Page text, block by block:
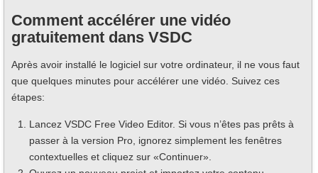
Comment accélérer une vidéo
gratuitement dans VSDC
Après avoir installé le logiciel sur votre ordinateur, il ne vous faut
que quelques minutes pour accélérer une vidéo. Suivez ces
étapes:
Lancez VSDC Free Video Editor. Si vous n’êtes pas prêts à
passer à la version Pro, ignorez simplement les fenêtres
contextuelles et cliquez sur «Continuer».